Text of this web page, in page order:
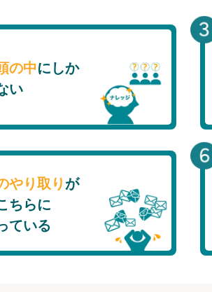
の中にしか
い
やり取り が
ちらに
ている